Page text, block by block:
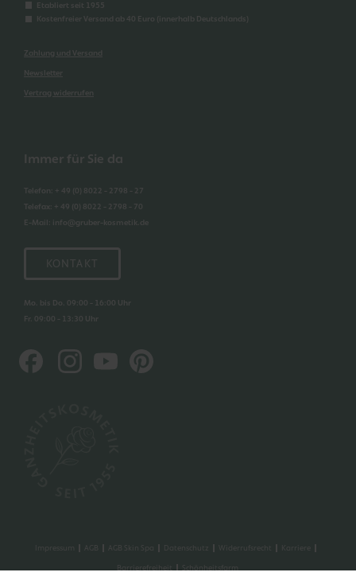
Immer für Sie da
Telefon
+ 49 (0) 8022 - 2798 - 27
Telefax
+ 49 (0) 8022 - 2798 - 70
E-Mail
info@gruber-kosmetik.de
KONTAKT
Mo. bis Do. 09:00 - 16:00 Uhr
Fr. 09:00 - 13:30 Uhr
Etabliert seit 1955
Kostenfreier Versand ab 40 Euro (innerhalb Deutschlands)
Zahlung und Versand
Newsletter
Vertrag widerrufen
Impressum AGB AGB Skin Spa Datenschutz Widerrufsrecht Karriere
Barrierefreiheit Schönheitsfarm